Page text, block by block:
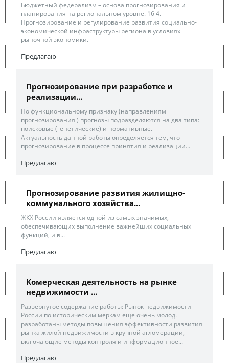
Бюджетный федерализм – основа прогнозирования и
планирования на региональном уровне. 16 4.
Прогнозирование и регулирование развития социально-
экономической инфраструктуры региона в условиях
рыночной экономики.
Предлагаю
Прогнозирование при разработке и
реализации...
По функциональному признаку (направлениям
прогнозирования ) прогнозы подразделяются на два типа:
поисковые (генетические) и нормативные.
Актуальность данной работы определяется тем, что
прогнозирование в процессе принятия и реализации...
Предлагаю
Прогнозирование развития жилищно-
коммунального хозяйства...
ЖКХ России является одной из самых значимых,
обеспечивающих выполнение важнейших социальных
функций, и в...
Предлагаю
Комерческая деятельность на рынке
недвижимости ...
Развернутое содержание работы: Рынок недвижимости
России по историческим меркам еще очень молод.
разработаны методы повышения эффективности развития
рынка жилой недвижимости в крупной агломерации,
включающие методы контроля и информационное...
Предлагаю